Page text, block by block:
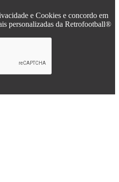
e Cookies e concordo em
personalizadas da Retrofootball®